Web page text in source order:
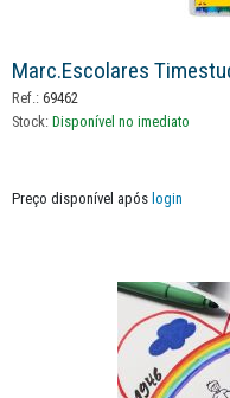
Marc.escolares
Ref.: 69462
Stock: Disponível no imediato
Preço disponível após login